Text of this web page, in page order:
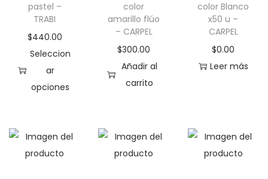
pastel –
TRABI
$440.00
Seleccion
ar
opciones
t
e
color
amarillo flúo
– CARPEL
$300.00
Añadir al
carrito
color Blanco
x50 u –
CARPEL
$0.00
Leer más